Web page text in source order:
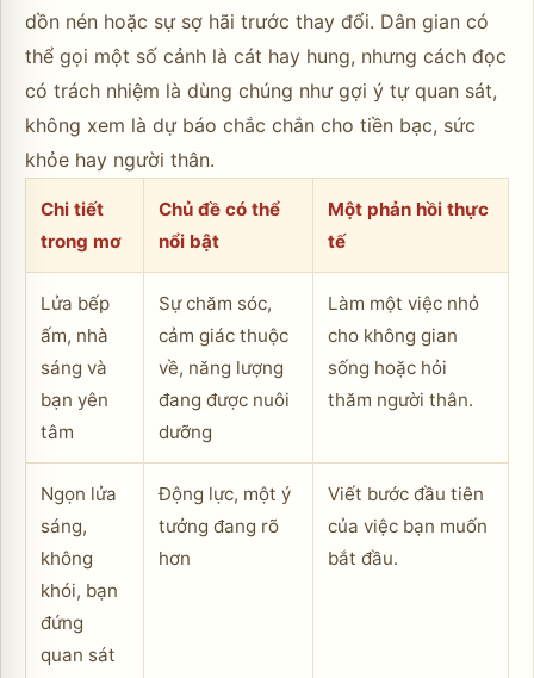
dồn nén hoặc sự sợ hãi trước thay đổi. Dân gian có
thể gọi một số cảnh là cát hay hung, nhưng cách đọc
có trách nhiệm là dùng chúng như gợi ý tự quan sát,
không xem là dự báo chắc chắn cho tiền bạc, sức
khỏe hay người thân.
Chi tiết
trong mơ
Chủ đề có thể
nổi bật
Một phản hồi thực
tế
Lửa bếp
ấm, nhà
sáng và
bạn yên
tâm
Sự chăm sóc,
cảm giác thuộc
về, năng lượng
đang được nuôi
dưỡng
Làm một việc nhỏ
cho không gian
sống hoặc hỏi
thăm người thân.
Ngọn lửa
sáng,
không
khói, bạn
đứng
quan sát
Động lực, một ý
tưởng đang rõ
hơn
Viết bước đầu tiên
của việc bạn muốn
bắt đầu.